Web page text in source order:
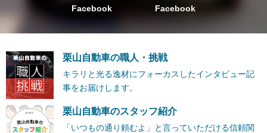
Facebook
Facebook
栗山自動車の職人・挑戦
キラリと光る逸材にフォーカスしたインタビュー記
事をお届けします。
栗山自動車のスタッフ紹介
「いつもの通り頼むよ」と言っていただける信頼関